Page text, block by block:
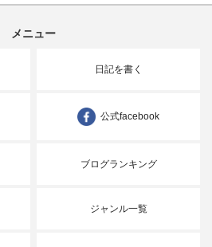
メニュー
日記を書く
公式facebook
ブログランキング
ジャンル一覧